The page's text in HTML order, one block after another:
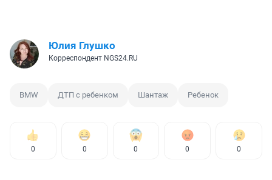
Юлия Глушко
Корреспондент NGS24.RU
BMW ДТП с ребенком Шантаж Ребенок
0 0 0 0 0